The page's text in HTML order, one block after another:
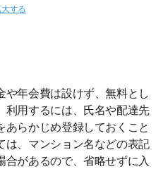
する
年会費は設けず、無料とし
利用するには、氏名や配達先
らかじめ登録しておくこと
は、マンション名などの表記
があるので、省略せずに入